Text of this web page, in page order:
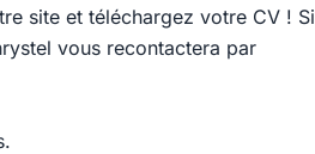
site et téléchargez votre CV ! Si
vous recontactera par